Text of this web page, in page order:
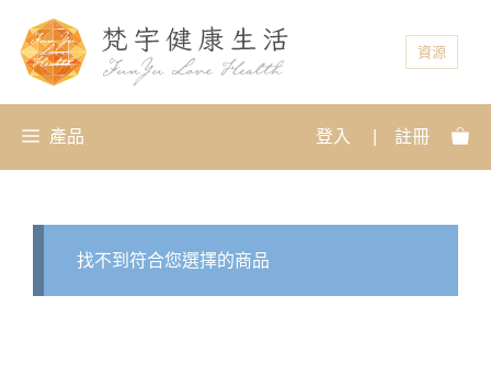
資源
產品 登入 註冊
找不到符合您選擇的商品